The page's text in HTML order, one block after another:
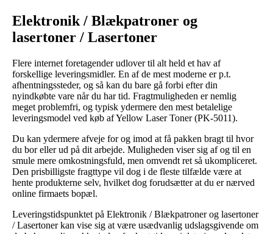
Elektronik / Blækpatroner og
lasertoner / Lasertoner
Flere internet foretagender udlover til alt held et hav af
forskellige leveringsmidler. En af de mest moderne er p.t.
afhentningssteder, og så kan du bare gå forbi efter din
nyindkøbte vare når du har tid. Fragtmuligheden er nemlig
meget problemfri, og typisk ydermere den mest betalelige
leveringsmodel ved køb af Yellow Laser Toner (PK-5011).
Du kan ydermere afveje for og imod at få pakken bragt til hvor
du bor eller ud på dit arbejde. Muligheden viser sig af og til en
smule mere omkostningsfuld, men omvendt ret så ukompliceret.
Den prisbilligste fragttype vil dog i de fleste tilfælde være at
hente produkterne selv, hvilket dog forudsætter at du er nærved
online firmaets bopæl.
Leveringstidspunktet på Elektronik / Blækpatroner og lasertoner
/ Lasertoner kan vise sig at være usædvanlig udslagsgivende om